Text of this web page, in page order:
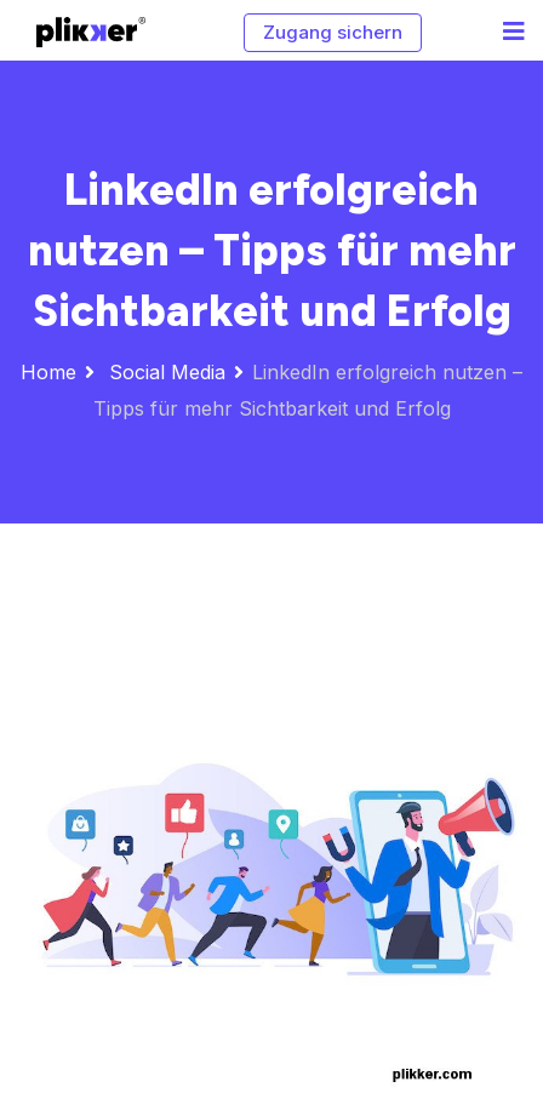
Zugang sichern
LinkedIn erfolgreich
nutzen – Tipps für mehr
Sichtbarkeit und Erfolg
Home Social Media
LinkedIn erfolgreich nutzen –
Tipps für mehr Sichtbarkeit und Erfolg